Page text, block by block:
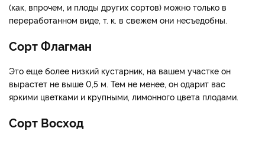
(как, впрочем, и плоды других сортов) можно только в
переработанном виде, т. к. в свежем они несъедобны.
Сорт Флагман
Это еще более низкий кустарник, на вашем участке он
вырастет не выше 0,5 м. Тем не менее, он одарит вас
яркими цветками и крупными, лимонного цвета плодами.
Сорт Восход